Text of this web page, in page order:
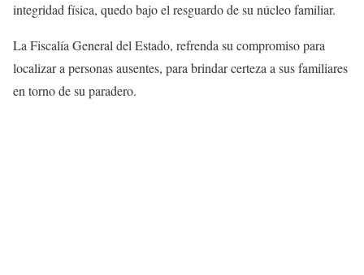
integridad física, quedo bajo el resguardo de su núcleo familiar.
La Fiscalía General del Estado, refrenda su compromiso para
localizar a personas ausentes, para brindar certeza a sus familiares
en torno de su paradero.